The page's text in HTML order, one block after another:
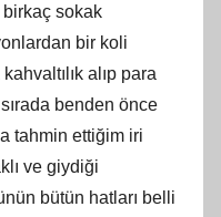
sokak
bir koli
alıp para
benden önce
tahmin ettiğim iri
ve giydiği
bütün hatları belli